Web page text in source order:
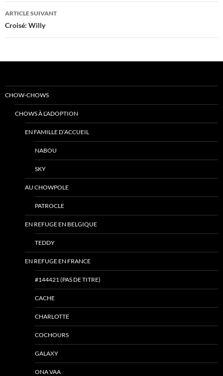
articles
ARTICLE SUIVANT
Croisé: Willy
CHOW-CHOWS
CHOWS À L’ADOPTION
EN FAMILLE D’ACCUEIL
NABOU
SKY
AU CHOWPOLE
PATROCLE
EN REFUGE EN BELGIQUE
TEDDY
EN REFUGE EN FRANCE
#144421 (PAS DE TITRE)
CACHE
CHARLOTTE
COCHOURS
GALAXY
ONA VAA